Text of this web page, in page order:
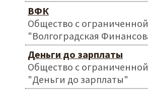
ВФК
Общество с
"Волгоградская
Деньги до зарплаты
Общество с
"Деньги до зарплаты"